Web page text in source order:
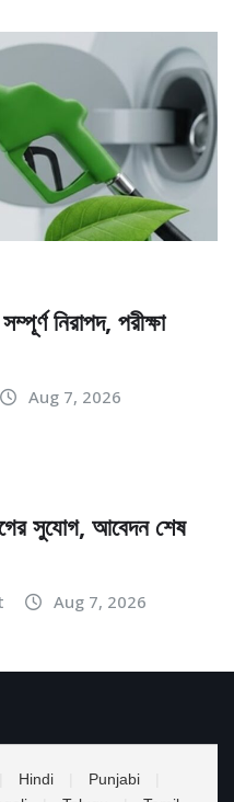
নিরাপদ, পরীক্ষা
Aug 7, 2026
সুযোগ, আবেদন শেষ
Aug 7, 2026
Hindi Punjabi